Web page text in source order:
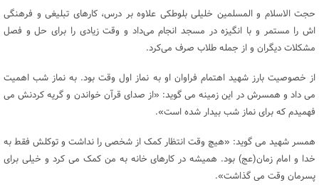
حجت الاسلام و المسلمین خلیلی بلوطکی علاوه بر درس، کار‌های تبلیغی و فرهنگی
اش را مستمر و با انگیزه در مسجد انجام می‌داد و وقت زیادی را برای حل و فصل
مشکلات دیگران و از جمله طلاب صرف می‌کرد.
از خصوصیت بارز شهید اهتمام فراوان او به نماز اول وقت بود. به نماز شب اهمیت
می داد و همسرش در این زمینه می گوید: «از صدای قرآن خواندن و گریه کردنش می
فهمیدم که برای نماز شب بیدار شده است».
همسر شهید می گوید: «هیچ وقت انتظار کمک از شخصی را نداشت و توکلش فقط به
خدا و امام زمان(عج) بود. همیشه در کارهای خانه به من کمک می کرد و خیلی برای
پسرمان وقت می گذاشت».